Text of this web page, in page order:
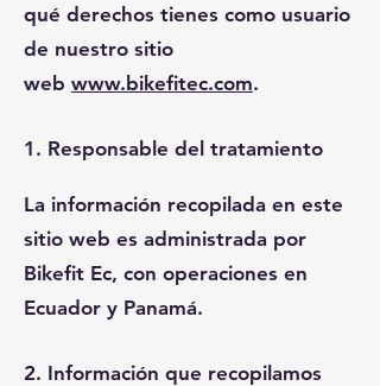
qué derechos tienes como usuario
de nuestro sitio
web www.bikefitec.com.
1. Responsable del tratamiento
La información recopilada en este
sitio web es administrada por
Bikefit Ec, con operaciones en
Ecuador y Panamá.
2. Información que recopilamos